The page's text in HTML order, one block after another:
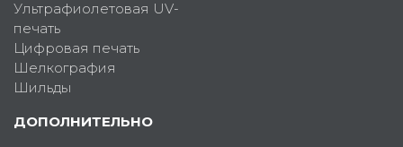
Ультрафиолетовая UV-
печать
Цифровая печать
Шелкография
Шильды
ДОПОЛНИТЕЛЬНО